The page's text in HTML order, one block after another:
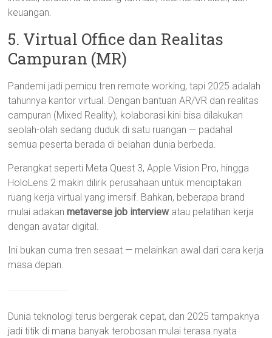
keuangan.
5. Virtual Office dan Realitas
Campuran (MR)
Pandemi jadi pemicu tren remote working, tapi 2025 adalah
tahunnya kantor virtual. Dengan bantuan AR/VR dan realitas
campuran (Mixed Reality), kolaborasi kini bisa dilakukan
seolah-olah sedang duduk di satu ruangan — padahal
semua peserta berada di belahan dunia berbeda.
Perangkat seperti Meta Quest 3, Apple Vision Pro, hingga
HoloLens 2 makin dilirik perusahaan untuk menciptakan
ruang kerja virtual yang imersif. Bahkan, beberapa brand
mulai adakanmetaverse job interviewatau pelatihan kerja
dengan avatar digital.
Ini bukan cuma tren sesaat — melainkan awal dari cara kerja
masa depan.
Dunia teknologi terus bergerak cepat, dan 2025 tampaknya
jadi titik di mana banyak terobosan mulai terasa nyata